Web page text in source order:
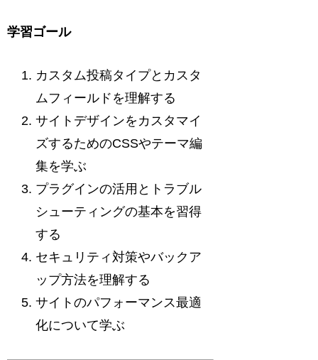
学習ゴール
カスタム投稿タイプとカスタ
ムフィールドを理解する
サイトデザインをカスタマイ
ズするためのCSSやテーマ編
集を学ぶ
プラグインの活用とトラブル
シューティングの基本を習得
する
セキュリティ対策やバックア
ップ方法を理解する
サイトのパフォーマンス最適
化について学ぶ